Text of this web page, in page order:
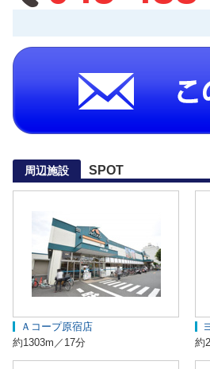
周辺施設 SPOT
Ａコープ原宿店
約1303m／17分
約